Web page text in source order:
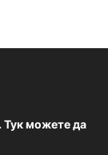
Тук можете да